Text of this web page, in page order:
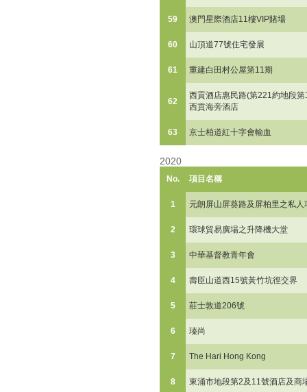
59 澳門星際酒店11樓VIP賭場
60 山頂道77號住宅發展
61 重建白田村公屋第11期
62
西貢酒店惠民路(第221約地段
西貢海旁酒店
63 京士柏道紅十字會輸血
2020
No. 項目名稱
1 元朗屏山屏葵路及屏柏里之私人
2 環球貿易廣場之升降機大堂
3 中華基督教青年會
4 壽臣山道西15號黃竹坑徑交界
5 莊士敦道206號
6 瑧尚
7 The Hari Hong Kong
8 東涌市地段第2及11號酒店及商